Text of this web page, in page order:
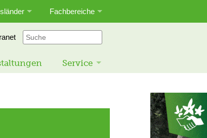
Fachbereiche
Service